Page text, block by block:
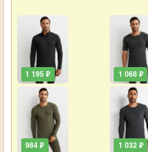
1 195 ₽
984 ₽
1 068 ₽
1 032 ₽